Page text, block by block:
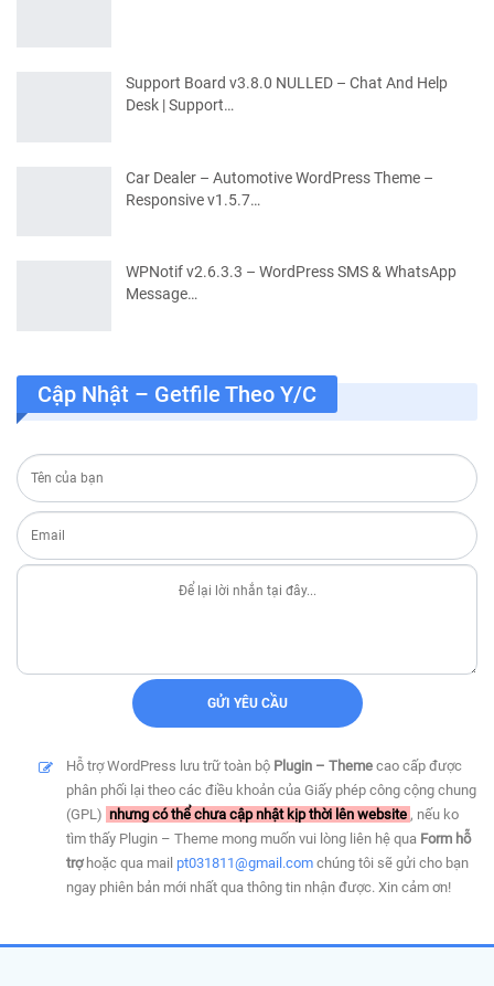
Support Board v3.8.0 NULLED – Chat And Help
Desk | Support…
Car Dealer – Automotive WordPress Theme –
Responsive v1.5.7…
WPNotif v2.6.3.3 – WordPress SMS & WhatsApp
Message…
Cập Nhật – Getfile Theo Y/c
Hỗ trợ WordPress lưu trữ toàn bộ Plugin – Theme cao cấp được
phân phối lại theo các điều khoản của Giấy phép công cộng chung
(GPL) nhưng có thể chưa cập nhật kịp thời lên website , nếu ko
tìm thấy Plugin – Theme mong muốn vui lòng liên hệ qua Form hỗ
trợhoặc qua mail pt031811@gmail.com chúng tôi sẽ gửi cho bạn
ngay phiên bản mới nhất qua thông tin nhận được. Xin cảm ơn!